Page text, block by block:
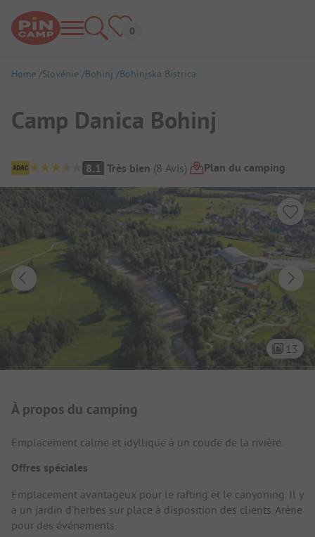
Home Slovénie Bohinj Bohinjska Bistrica
Camp Danica Bohinj
Aperçu du camping
8.1 Très bien (8 Avis) Plan du camping
13
Présentation du camping
À propos du camping
Emplacement calme et idyllique à un coude de la rivière.
Offres spéciales
Emplacement avantageux pour le rafting et le canyoning. Il y
a un jardin d'herbes sur place à disposition des clients. Arène
pour des événements.